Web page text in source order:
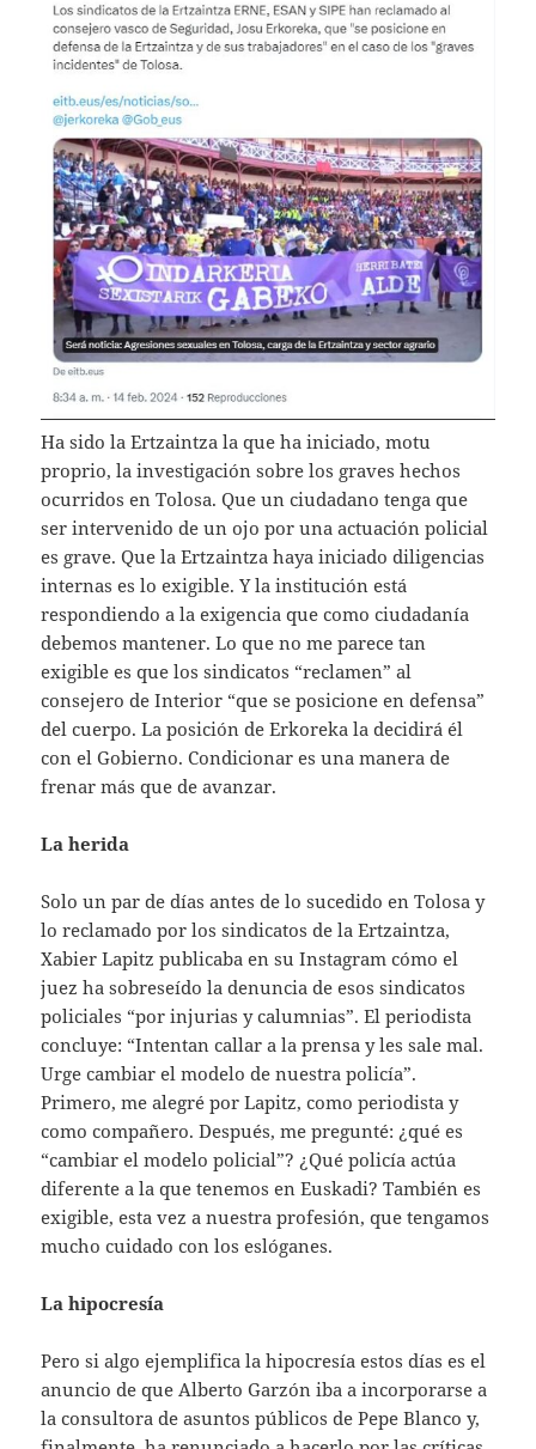
Ha sido la Ertzaintza la que ha iniciado, motu
proprio, la investigación sobre los graves hechos
ocurridos en Tolosa. Que un ciudadano tenga que
ser intervenido de un ojo por una actuación policial
es grave. Que la Ertzaintza haya iniciado diligencias
internas es lo exigible. Y la institución está
respondiendo a la exigencia que como ciudadanía
debemos mantener. Lo que no me parece tan
exigible es que los sindicatos “reclamen” al
consejero de Interior “que se posicione en defensa”
del cuerpo. La posición de Erkoreka la decidirá él
con el Gobierno. Condicionar es una manera de
frenar más que de avanzar.
La herida
Solo un par de días antes de lo sucedido en Tolosa y
lo reclamado por los sindicatos de la Ertzaintza,
Xabier Lapitz publicaba en su Instagram cómo el
juez ha sobreseído la denuncia de esos sindicatos
policiales “por injurias y calumnias”. El periodista
concluye: “Intentan callar a la prensa y les sale mal.
Urge cambiar el modelo de nuestra policía”.
Primero, me alegré por Lapitz, como periodista y
como compañero. Después, me pregunté: ¿qué es
“cambiar el modelo policial”? ¿Qué policía actúa
diferente a la que tenemos en Euskadi? También es
exigible, esta vez a nuestra profesión, que tengamos
mucho cuidado con los eslóganes.
La hipocresía
Pero si algo ejemplifica la hipocresía estos días es el
anuncio de que Alberto Garzón iba a incorporarse a
la consultora de asuntos públicos de Pepe Blanco y,